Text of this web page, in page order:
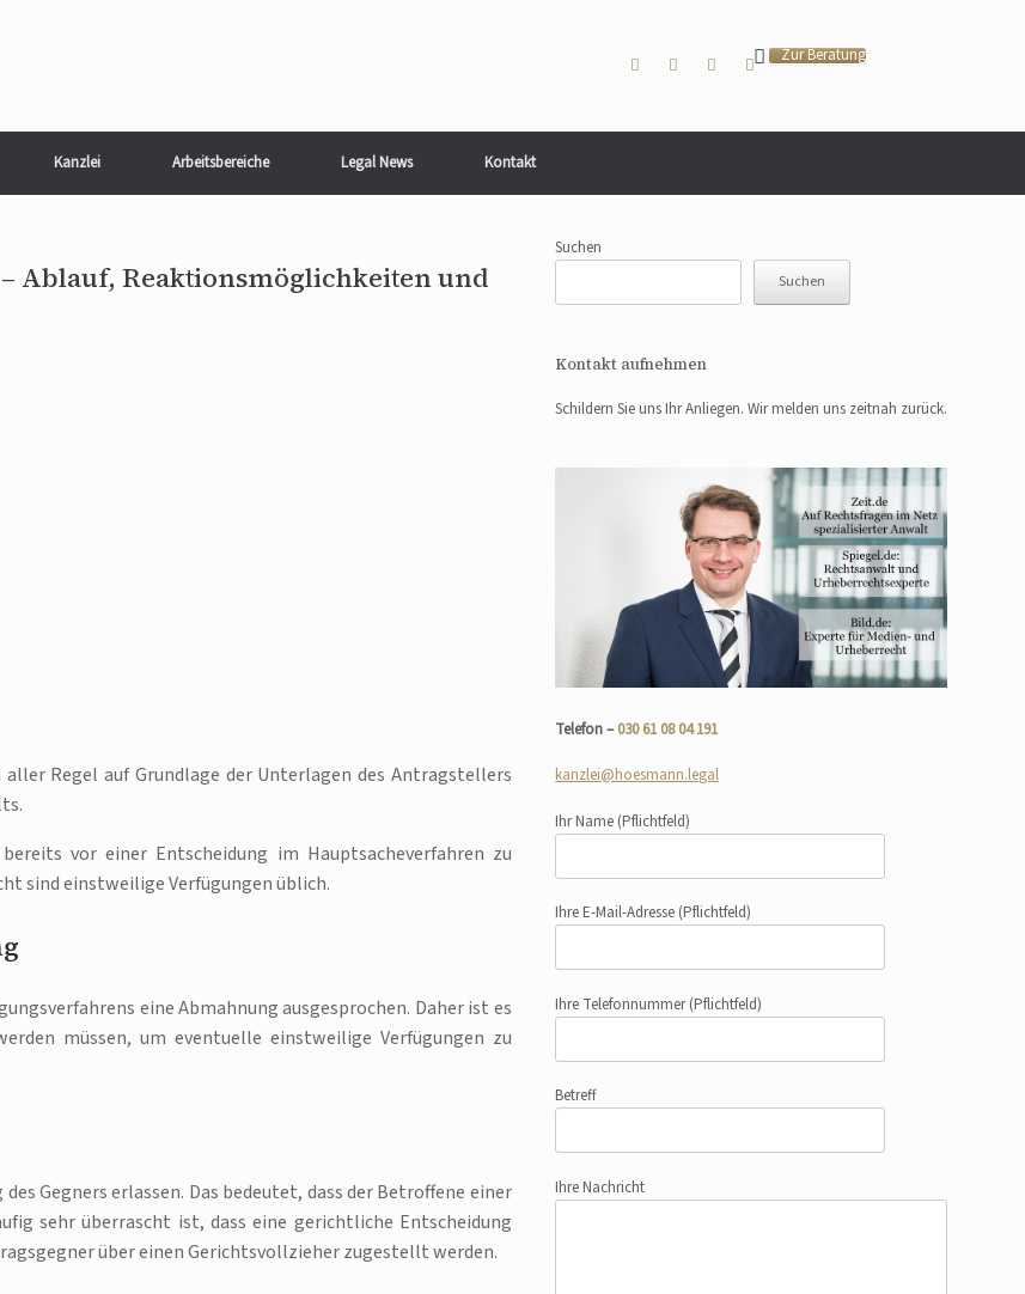
Zur Beratung
Kanzlei Arbeitsbereiche Legal News Kontakt
Ablauf, Reaktionsmöglichkeiten und
Regel auf Grundlage der Unterlagen des Antragstellers
vor einer Entscheidung im Hauptsacheverfahren zu
sind einstweilige Verfügungen üblich.
eine Abmahnung ausgesprochen. Daher ist es
müssen, um eventuelle einstweilige Verfügungen zu
Gegners erlassen. Das bedeutet, dass der Betroffene einer
sehr überrascht ist, dass eine gerichtliche Entscheidung
über einen Gerichtsvollzieher zugestellt werden.
Suchen
Suchen
Kontakt aufnehmen
Schildern Sie uns Ihr Anliegen. Wir melden uns zeitnah zurück.
Telefon –030 61 08 04 191
kanzlei@hoesmann.legal
Ihr Name (Pflichtfeld)
Ihre E-Mail-Adresse (Pflichtfeld)
Ihre Telefonnummer(Pflichtfeld)
Betreff
Ihre Nachricht